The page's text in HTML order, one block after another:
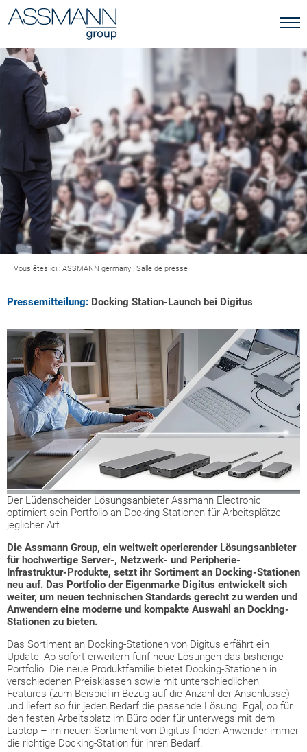
Vous êtes ici : ASSMANN germany | Salle de presse
Pressemitteilung: Docking Station-Launch bei Digitus
Der Lüdenscheider Lösungsanbieter Assmann Electronic
optimiert sein Portfolio an Docking Stationen für Arbeitsplätze
jeglicher Art
Die Assmann Group, ein weltweit operierender Lösungsanbieter
für hochwertige Server-, Netzwerk- und Peripherie-
Infrastruktur-Produkte, setzt ihr Sortiment an Docking-Stationen
neu auf. Das Portfolio der Eigenmarke Digitus entwickelt sich
weiter, um neuen technischen Standards gerecht zu werden und
Anwendern eine moderne und kompakte Auswahl an Docking-
Stationen zu bieten.
Das Sortiment an Docking-Stationen von Digitus erfährt ein
Update: Ab sofort erweitern fünf neue Lösungen das bisherige
Portfolio. Die neue Produktfamilie bietet Docking-Stationen in
verschiedenen Preisklassen sowie mit unterschiedlichen
Features (zum Beispiel in Bezug auf die Anzahl der Anschlüsse)
und liefert so für jeden Bedarf die passende Lösung. Egal, ob für
den festen Arbeitsplatz im Büro oder für unterwegs mit dem
Laptop – im neuen Sortiment von Digitus finden Anwender immer
die richtige Docking-Station für ihren Bedarf.